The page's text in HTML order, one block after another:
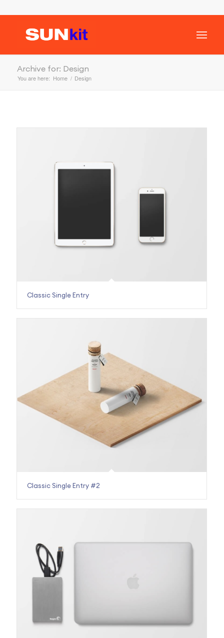
Archive for: Design
You are here: Home / Design
Classic Single Entry
Classic Single Entry #2